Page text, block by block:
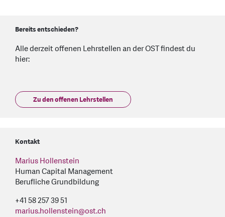
Bereits entschieden?
Alle derzeit offenen Lehrstellen an der OST findest du
hier:
Zu den offenen Lehrstellen
Kontakt
Marius Hollenstein
Human Capital Management
Berufliche Grundbildung
+41 58 257 39 51
marius.hollenstein@ost.ch